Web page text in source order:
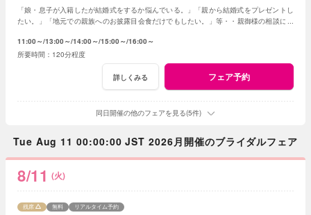
「娘・息子が入籍したが結婚式をするか悩んでいる。」「親から結婚式をプレゼントし
たい。」「地元での親族へのお披露目会食だけでもしたい。」等・・親御様の相談にベ
11:00～ 13:00～ 14:00～ 15:00～ 16:00～
120分程度
詳しくみる フェア予約
同日開催の他のフェアを見る(5件)
Tue Aug 11 00:00:00 JST 2026月開催のブライダルフェア
8/11 (火)
残席 無料 リアルタイム予約